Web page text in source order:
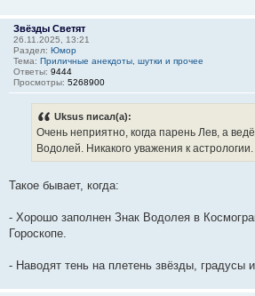
Звёзды Светят
26.11.2025, 13:21
Раздел: Юмор
Тема: Приличные анекдоты, шутки и прочее
Ответы: 9444
Просмотры: 5268900
Uksus писал(а):
Очень неприятно, когда парень Лев, а
Водолей. Никакого уважения к астрологии.
Такое бывает, когда:
- Хорошо заполнен Знак Водолея в
Гороскопе.
- Наводят тень на плетень звёзды, градусы